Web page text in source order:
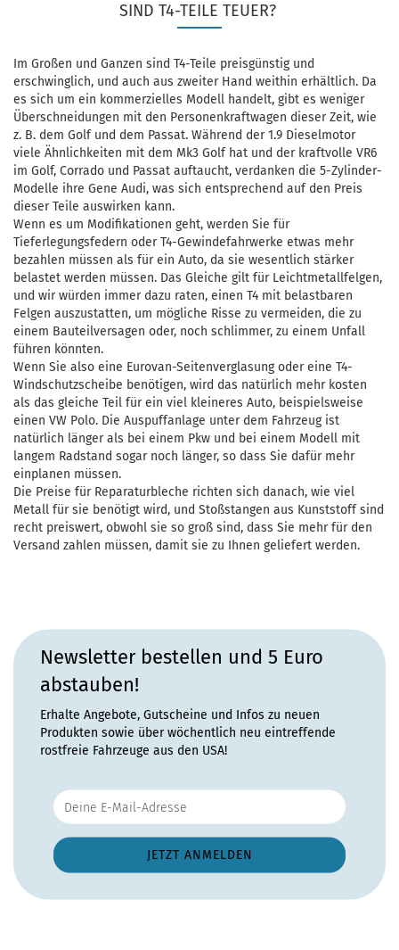
SIND T4-TEILE TEUER?
Im Großen und Ganzen sind T4-Teile preisgünstig und
erschwinglich, und auch aus zweiter Hand weithin erhältlich. Da
es sich um ein kommerzielles Modell handelt, gibt es weniger
Überschneidungen mit den Personenkraftwagen dieser Zeit, wie
z. B. dem Golf und dem Passat. Während der 1.9 Dieselmotor
viele Ähnlichkeiten mit dem Mk3 Golf hat und der kraftvolle VR6
im Golf, Corrado und Passat auftaucht, verdanken die 5-Zylinder-
Modelle ihre Gene Audi, was sich entsprechend auf den Preis
dieser Teile auswirken kann.
Wenn es um Modifikationen geht, werden Sie für
Tieferlegungsfedern oder T4-Gewindefahrwerke etwas mehr
bezahlen müssen als für ein Auto, da sie wesentlich stärker
belastet werden müssen. Das Gleiche gilt für Leichtmetallfelgen,
und wir würden immer dazu raten, einen T4 mit belastbaren
Felgen auszustatten, um mögliche Risse zu vermeiden, die zu
einem Bauteilversagen oder, noch schlimmer, zu einem Unfall
führen könnten.
Wenn Sie also eine Eurovan-Seitenverglasung oder eine T4-
Windschutzscheibe benötigen, wird das natürlich mehr kosten
als das gleiche Teil für ein viel kleineres Auto, beispielsweise
einen VW Polo. Die Auspuffanlage unter dem Fahrzeug ist
natürlich länger als bei einem Pkw und bei einem Modell mit
langem Radstand sogar noch länger, so dass Sie dafür mehr
einplanen müssen.
Die Preise für Reparaturbleche richten sich danach, wie viel
Metall für sie benötigt wird, und Stoßstangen aus Kunststoff sind
recht preiswert, obwohl sie so groß sind, dass Sie mehr für den
Versand zahlen müssen, damit sie zu Ihnen geliefert werden.
Newsletter bestellen und 5 Euro
abstauben!
Erhalte Angebote, Gutscheine und Infos zu neuen
Produkten sowie über wöchentlich neu eintreffende
rostfreie Fahrzeuge aus den USA!